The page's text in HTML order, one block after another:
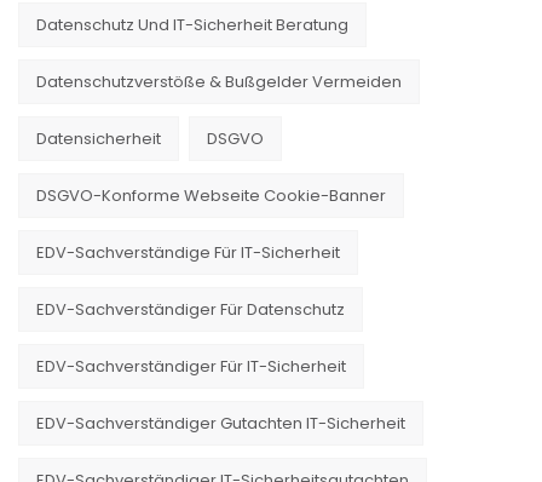
Datenschutz Und IT-Sicherheit Beratung
Datenschutzverstöße & Bußgelder Vermeiden
Datensicherheit DSGVO
DSGVO-Konforme Webseite Cookie-Banner
EDV-Sachverständige Für IT-Sicherheit
EDV-Sachverständiger Für Datenschutz
EDV-Sachverständiger Für IT-Sicherheit
EDV-Sachverständiger Gutachten IT-Sicherheit